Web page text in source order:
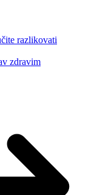
razlikovati
zdravim